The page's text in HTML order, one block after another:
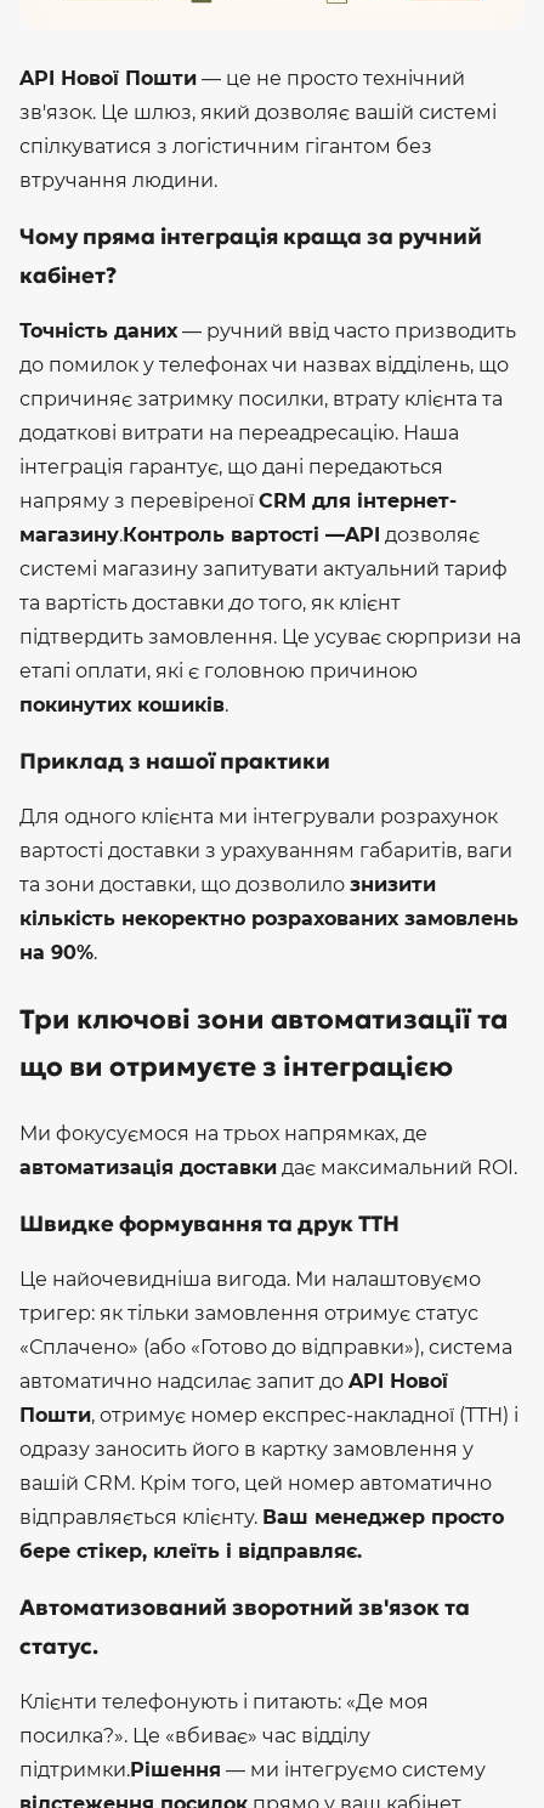
API Нової Пошти — це не просто технічний
зв'язок. Це шлюз, який дозволяє вашій системі
спілкуватися з логістичним гігантом без
втручання людини.
Чому пряма інтеграція краща за ручний
кабінет?
Точність даних— ручний ввід часто призводить
до помилок у телефонах чи назвах відділень, що
спричиняє затримку посилки, втрату клієнта та
додаткові витрати на переадресацію. Наша
інтеграція гарантує, що дані передаються
напряму з перевіреної CRM для інтернет-
магазину.Контроль вартості —API дозволяє
системі магазину запитувати актуальний тариф
та вартість доставкидо того, як клієнт
підтвердить замовлення. Це усуває сюрпризи на
етапі оплати, які є головною причиною
покинутих кошиків.
Приклад з нашої практики
Для одного клієнта ми інтегрували розрахунок
вартості доставки з урахуванням габаритів, ваги
та зони доставки, що дозволило знизити
кількість некоректно розрахованих замовлень
на 90%.
Три ключові зони автоматизації та
що ви отримуєте з інтеграцією
Ми фокусуємося на трьох напрямках, де
автоматизація доставки дає максимальний ROI.
Швидке формування та друк ТТН
Це найочевидніша вигода. Ми налаштовуємо
тригер: як тільки замовлення отримує статус
«Сплачено» (або «Готово до відправки»), система
автоматично надсилає запит до API Нової
Пошти, отримує номер експрес-накладної (ТТН) і
одразу заносить його в картку замовлення у
вашій CRM. Крім того, цей номер автоматично
відправляється клієнту. Ваш менеджер просто
бере стікер, клеїть і відправляє.
Автоматизований зворотний зв'язок та
статус.
Клієнти телефонують і питають: «Де моя
посилка?». Це «вбиває» час відділу
підтримки.Рішення — ми інтегруємо систему
відстеження посилок прямо у ваш кабінет